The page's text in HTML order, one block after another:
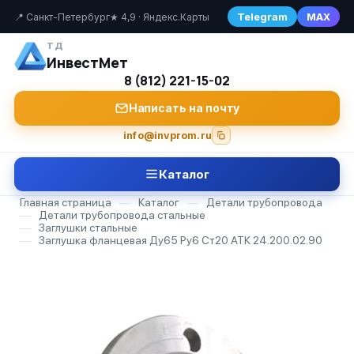
📍 Санкт-Петербург★ 4,9 · Яндекс.Карты Telegram MAX
ТД
ИнвестМет
8 (812) 221-15-02
Написать на почту
info@invprom.ru
Каталог
Главная страница — Каталог —
Детали трубопровода
—
Детали трубопровода стальные
—
Заглушки стальные
—
Заглушка фланцевая Ду65 Ру6 Ст20 АТК 24.200.02.90